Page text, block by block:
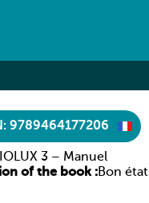
9789464177206
3 – Manuel
of the book :Bon état